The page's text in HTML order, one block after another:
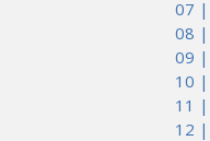
07 |
08 |
09 |
10 |
11 |
12 |